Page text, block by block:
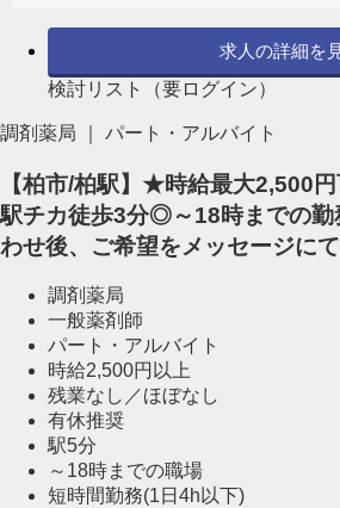
求人の詳細を
検討リスト（要ログイン）
調剤薬局 ｜ パート・アルバイト
【柏市/柏駅】★時給最大2,500
駅チカ徒歩3分◎～18時までの勤
わせ後、ご希望をメッセージに
調剤薬局
一般薬剤師
パート・アルバイト
時給2,500円以上
残業なし／ほぼなし
有休推奨
駅5分
～18時までの職場
短時間勤務(1日4h以下)